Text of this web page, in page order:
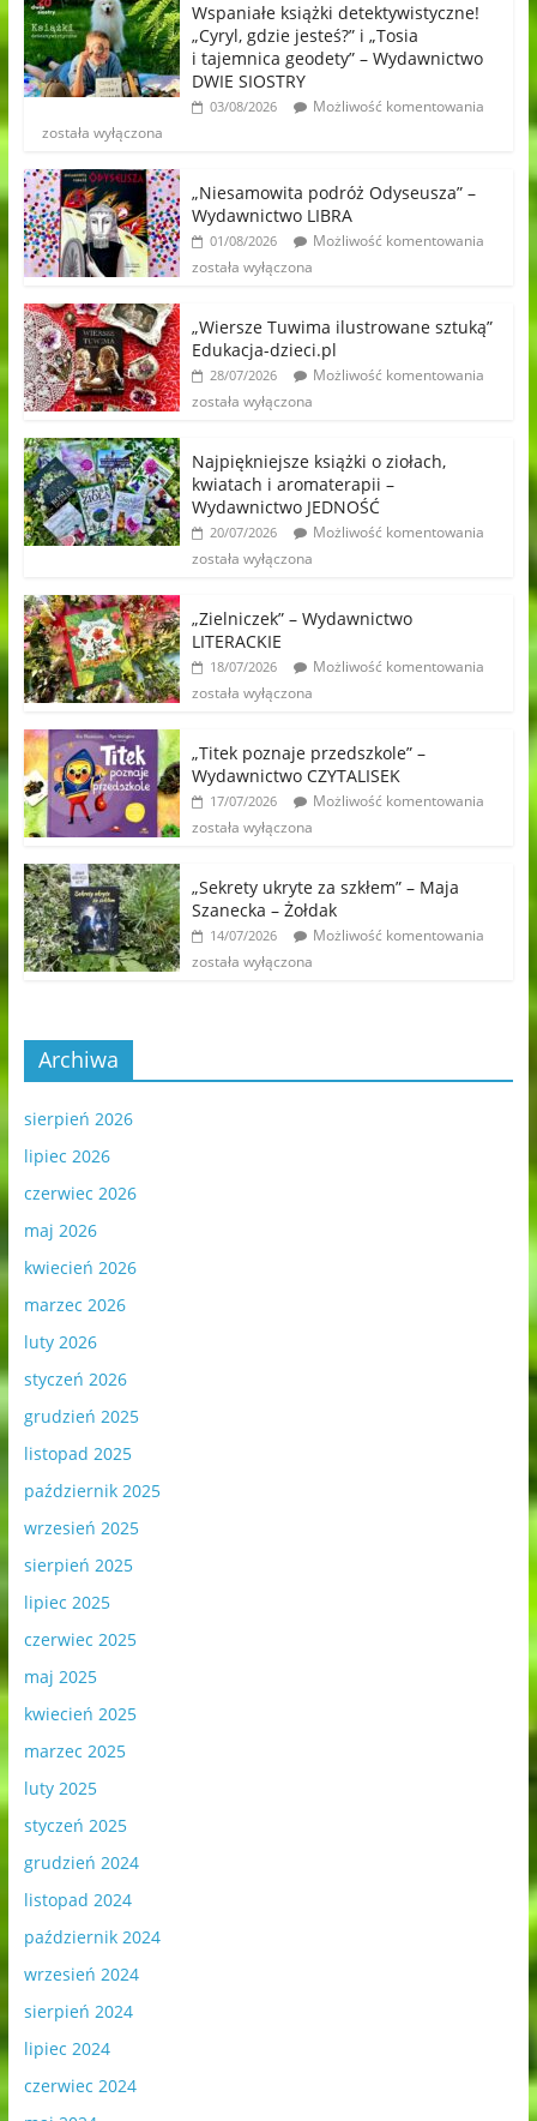
Wspaniałe książki detektywistyczne!
„Cyryl, gdzie jesteś?” i „Tosia
i tajemnica geodety” – Wydawnictwo
DWIE SIOSTRY
03/08/2026
Możliwość komentowania
została wyłączona
„Niesamowita podróż Odyseusza” –
Wydawnictwo LIBRA
01/08/2026
Możliwość komentowania
została wyłączona
„Wiersze Tuwima ilustrowane sztuką”
Edukacja-dzieci.pl
28/07/2026
Możliwość komentowania
została wyłączona
Najpiękniejsze książki o ziołach,
kwiatach i aromaterapii –
Wydawnictwo JEDNOŚĆ
20/07/2026
Możliwość komentowania
została wyłączona
„Zielniczek” – Wydawnictwo
LITERACKIE
18/07/2026
Możliwość komentowania
została wyłączona
„Titek poznaje przedszkole” –
Wydawnictwo CZYTALISEK
17/07/2026
Możliwość komentowania
została wyłączona
„Sekrety ukryte za szkłem” – Maja
Szanecka – Żołdak
14/07/2026
Możliwość komentowania
została wyłączona
Archiwa
sierpień 2026
lipiec 2026
czerwiec 2026
maj 2026
kwiecień 2026
marzec 2026
luty 2026
styczeń 2026
grudzień 2025
listopad 2025
październik 2025
wrzesień 2025
sierpień 2025
lipiec 2025
czerwiec 2025
maj 2025
kwiecień 2025
marzec 2025
luty 2025
styczeń 2025
grudzień 2024
listopad 2024
październik 2024
wrzesień 2024
sierpień 2024
lipiec 2024
czerwiec 2024